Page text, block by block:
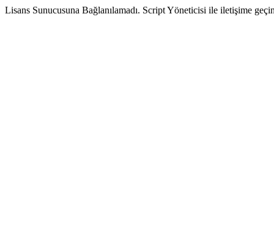
Lisans Sunucusuna Bağlanılamadı. Script Yöneticisi ile iletişime